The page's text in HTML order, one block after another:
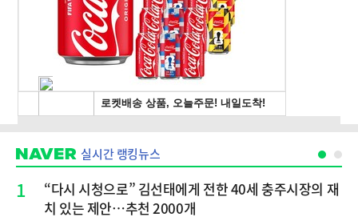
실시간 랭킹뉴스
1
“다시 시청으로” 김선태에게 전한 40세 충주시장의 재
치 있는 제안…추천 2000개